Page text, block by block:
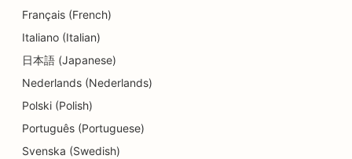
SEO per asili nido
SEO per i negozi di dettagli
SEO per i clienti
SEO per le pasticcerie
Français (French)
Italiano (Italian)
日本語 (Japanese)
Nederlands (Nederlands)
Polski (Polish)
Português (Portuguese)
Svenska (Swedish)